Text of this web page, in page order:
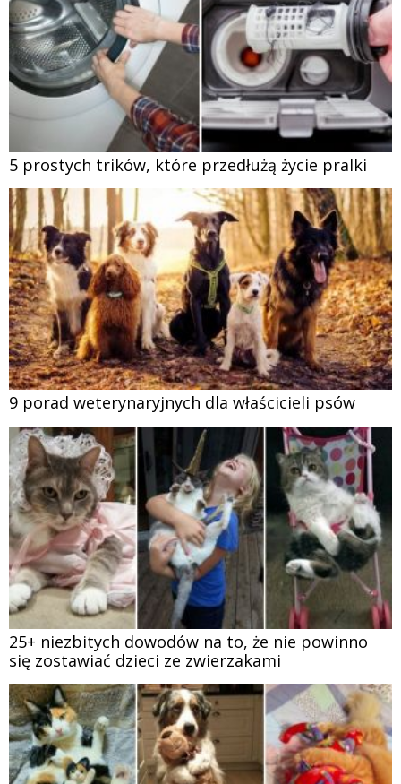
5 prostych trików, które przedłużą życie pralki
9 porad weterynaryjnych dla właścicieli psów
25+ niezbitych dowodów na to, że nie powinno
się zostawiać dzieci ze zwierzakami